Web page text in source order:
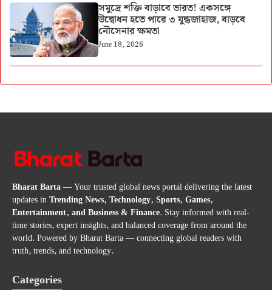
সমুদ্রে শক্তি বাড়াবে ভারত! একসঙ্গে
উদ্বোধন হতে পারে ৩ যুদ্ধজাহাজ, বাড়বে
নৌসেনার ক্ষমতা
June 18, 2026
Bharat Barta— Your trusted global news portal delivering the latest
updates inTrending News, Technology, Sports, Games,
Entertainment, and Business & Finance. Stay informed with real-
time stories, expert insights, and balanced coverage from around the
world. Powered by Bharat Barta — connecting global readers with
truth, trends, and technology.
Categories